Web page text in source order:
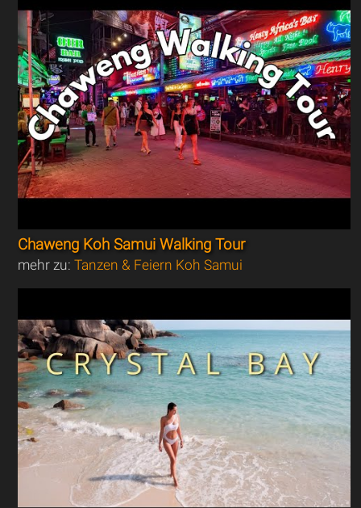
Chaweng Koh Samui Walking Tour
mehr zu:Tanzen & Feiern Koh Samui